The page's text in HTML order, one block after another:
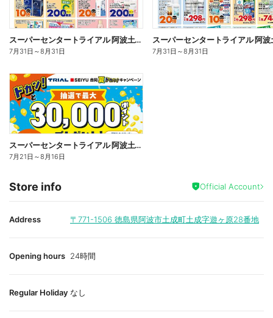
スーパーセンタートライアル 阿波土成店_表
7月31日 ～8月31日 7月31日 ～8月31日
スーパーセンタートライアル 阿波土成店
7月21日 ～8月16日
Store info Official Account
Address 〒771-1506 徳島県阿波市土成町土成字遊ヶ原28番地
Opening hours 24時間
Regular Holiday なし